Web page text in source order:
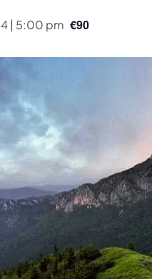
| 5:00 pm €90